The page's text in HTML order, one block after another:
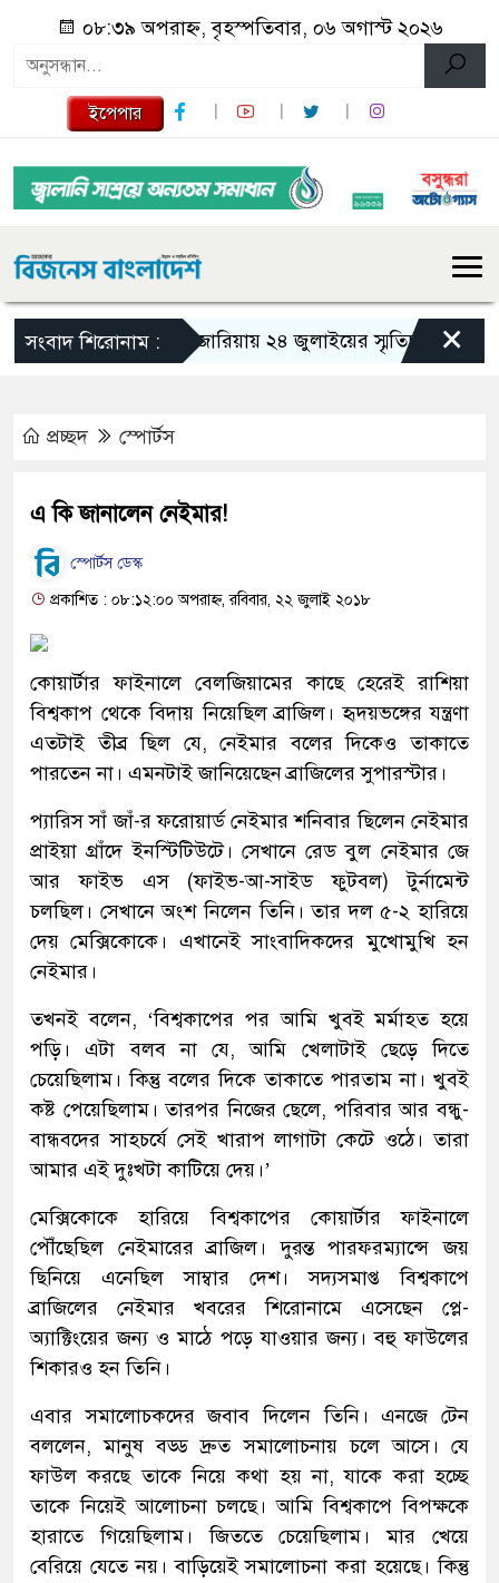
০৮:৩৯ অপরাহ্ন, বৃহস্পতিবার, ০৬ অগাস্ট ২০২৬
ইপেপার
সংবাদ শিরোনাম :গজারিয়ায় ২৪ জুলাইয়ের স্মৃতিচারণ: গুমের
×
প্রচ্ছদ স্পোর্টস
এ কি জানালেন নেইমার!
স্পোর্টস ডেস্ক
প্রকাশিত : ০৮:১২:০০ অপরাহ্ন, রবিবার, ২২ জুলাই ২০১৮
কোয়ার্টার ফাইনালে বেলজিয়ামের কাছে হেরেই রাশিয়া
বিশ্বকাপ থেকে বিদায় নিয়েছিল ব্রাজিল। হৃদয়ভঙ্গের যন্ত্রণা
এতটাই তীব্র ছিল যে, নেইমার বলের দিকেও তাকাতে
পারতেন না। এমনটাই জানিয়েছেন ব্রাজিলের সুপারস্টার।
প্যারিস সাঁ জাঁ-র ফরোয়ার্ড নেইমার শনিবার ছিলেন নেইমার
প্রাইয়া গ্রাঁদে ইনস্টিটিউটে। সেখানে রেড বুল নেইমার জে
আর ফাইভ এস (ফাইভ-আ-সাইড ফুটবল) টুর্নামেন্ট
চলছিল। সেখানে অংশ নিলেন তিনি। তার দল ৫-২ হারিয়ে
দেয় মেক্সিকোকে। এখানেই সাংবাদিকদের মুখোমুখি হন
নেইমার।
তখনই বলেন, ‘বিশ্বকাপের পর আমি খুবই মর্মাহত হয়ে
পড়ি। এটা বলব না যে, আমি খেলাটাই ছেড়ে দিতে
চেয়েছিলাম। কিন্তু বলের দিকে তাকাতে পারতাম না। খুবই
কষ্ট পেয়েছিলাম। তারপর নিজের ছেলে, পরিবার আর বন্ধু-
বান্ধবদের সাহচর্যে সেই খারাপ লাগাটা কেটে ওঠে। তারা
আমার এই দুঃখটা কাটিয়ে দেয়।’
মেক্সিকোকে হারিয়ে বিশ্বকাপের কোয়ার্টার ফাইনালে
পৌঁছেছিল নেইমারের ব্রাজিল। দুরন্ত পারফরম্যান্সে জয়
ছিনিয়ে এনেছিল সাম্বার দেশ। সদ্যসমাপ্ত বিশ্বকাপে
ব্রাজিলের নেইমার খবরের শিরোনামে এসেছেন প্লে-
অ্যাক্টিংয়ের জন্য ও মাঠে পড়ে যাওয়ার জন্য। বহু ফাউলের
শিকারও হন তিনি।
এবার সমালোচকদের জবাব দিলেন তিনি। এনজে টেন
বললেন, মানুষ বড্ড দ্রুত সমালোচনায় চলে আসে। যে
ফাউল করছে তাকে নিয়ে কথা হয় না, যাকে করা হচ্ছে
তাকে নিয়েই আলোচনা চলছে। আমি বিশ্বকাপে বিপক্ষকে
হারাতে গিয়েছিলাম। জিততে চেয়েছিলাম। মার খেয়ে
বেরিয়ে যেতে নয়। বাড়িয়েই সমালোচনা করা হয়েছে। কিন্তু